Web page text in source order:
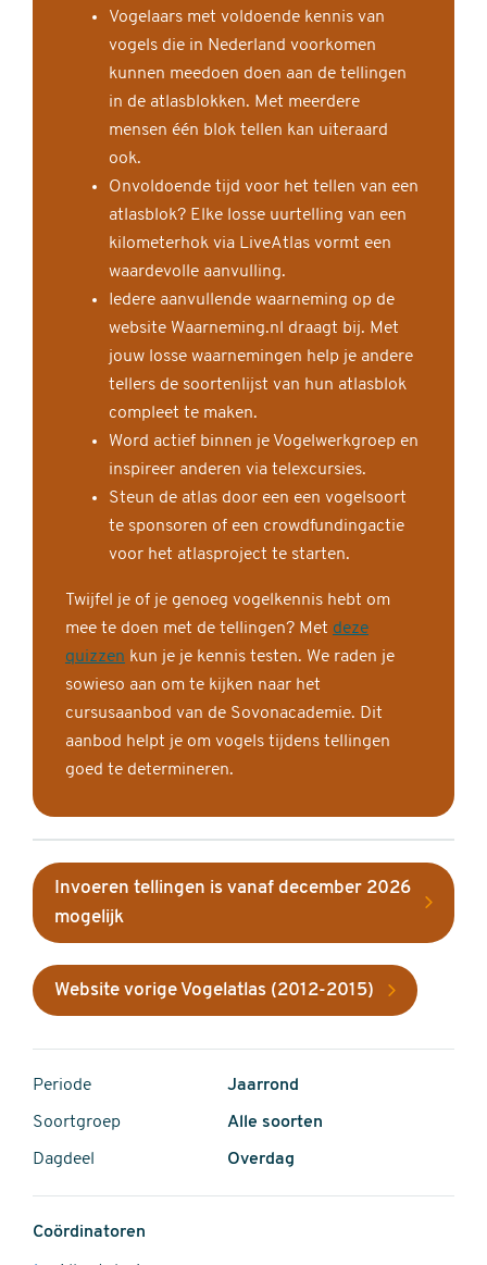
Vogelaars met voldoende kennis van
vogels die in Nederland voorkomen
kunnen meedoen doen aan de tellingen
in de atlasblokken. Met meerdere
mensen één blok tellen kan uiteraard
ook.
Onvoldoende tijd voor het tellen van een
atlasblok? Elke losse uurtelling van een
kilometerhok via LiveAtlas vormt een
waardevolle aanvulling.
Iedere aanvullende waarneming op de
website Waarneming.nl draagt bij. Met
jouw losse waarnemingen help je andere
tellers de soortenlijst van hun atlasblok
compleet te maken.
Word actief binnen je Vogelwerkgroep en
inspireer anderen via telexcursies.
Steun de atlas door een een vogelsoort
te sponsoren of een crowdfundingactie
voor het atlasproject te starten.
Twijfel je of je genoeg vogelkennis hebt om
mee te doen met de tellingen? Met deze
quizzen kun je je kennis testen. We raden je
sowieso aan om te kijken naar het
cursusaanbod van de Sovonacademie. Dit
aanbod helpt je om vogels tijdens tellingen
goed te determineren.
Invoeren tellingen is vanaf december 2026
mogelijk
Website vorige Vogelatlas (2012-2015)
Periode Jaarrond
Soortgroep Alle soorten
Dagdeel Overdag
Coördinatoren